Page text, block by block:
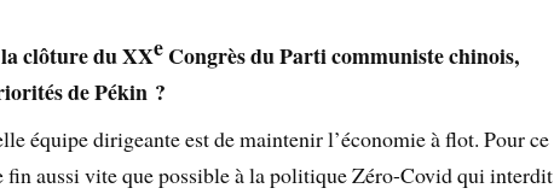
clôture du XXeCongrès du Parti communiste chinois,
de Pékin ?
équipe dirigeante est de maintenir l’économie à flot. Pour ce
fin aussi vite que possible à la politique Zéro-Covid qui interdit